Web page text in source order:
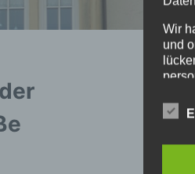
Wir
und
Aus